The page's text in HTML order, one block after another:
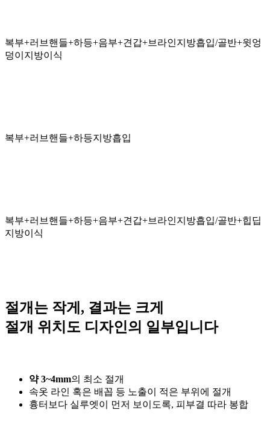
복부+러브핸들+하등+음부+견갑+브라인지방흡입/골반+윗엉
덩이지방이식
복부+러브핸들+하등지방흡입
복부+러브핸들+하등+음부+견갑+브라인지방흡입/골반+힙딥
지방이식
절개는 작게, 결과는 크게
절개 위치도 디자인의 일부입니다
약 3~4mm의 최소 절개
속옷 라인 혹은 배꼽 등 노출이 적은 부위에 절개
흉터보다 실루엣이 먼저 보이도록, 피부결 따라 봉합